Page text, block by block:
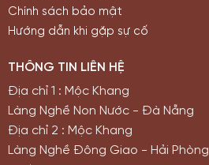
Chính sách bảo mật
Hướng dẫn khi gặp sự cố
THÔNG TIN LIÊN HỆ
Địa chỉ 1 : Mộc Khang
Làng Nghề Non Nước - Đà Nẵng
Địa chỉ 2 : Mộc Khang
Làng Nghề Đông Giao - Hải Phòng